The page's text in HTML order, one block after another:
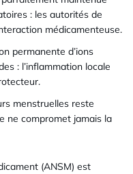
: les autorités de
médicamenteuse.
permanente d’ions
: l’inflammation locale
menstruelles reste
ne compromet jamais la
(ANSM) est